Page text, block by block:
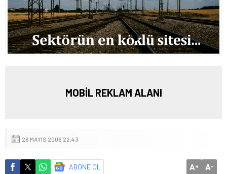
MOBİL REKLAM ALANI
28 MAYIS 2006 22:43
ABONE OL A+ A-